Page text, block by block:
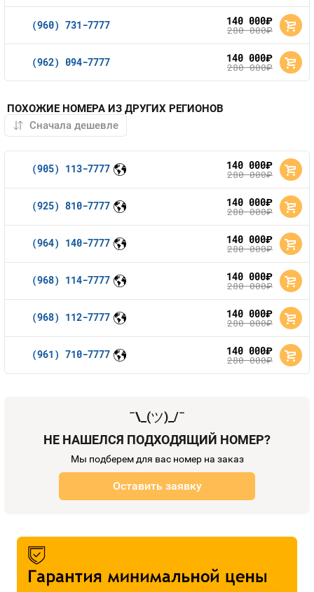
(960) 731-7777 140 000руб.
280 000руб.
(962) 094-7777 140 000руб.
280 000руб.
ПОХОЖИЕ НОМЕРА ИЗ ДРУГИХ РЕГИОНОВ
(905) 113-7777 140 000руб.
280 000руб.
(925) 810-7777 140 000руб.
280 000руб.
(964) 140-7777 140 000руб.
280 000руб.
(968) 114-7777 140 000руб.
280 000руб.
(968) 112-7777 140 000руб.
280 000руб.
(961) 710-7777 140 000руб.
280 000руб.
¯\_(ツ)_/¯
НЕ НАШЕЛСЯ ПОДХОДЯЩИЙ НОМЕР?
Мы подберем для вас номер на заказ
Оставить заявку